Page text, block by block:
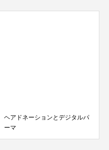
ヘアドネーションとデジタルパ
ーマ